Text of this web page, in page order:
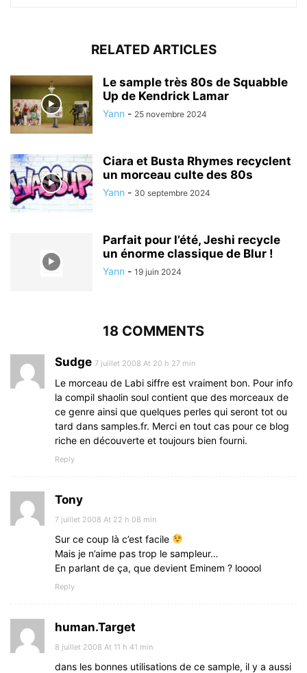
RELATED ARTICLES
Le sample très 80s de Squabble
Up de Kendrick Lamar
Yann - 25 novembre 2024
Ciara et Busta Rhymes recyclent
un morceau culte des 80s
Yann - 30 septembre 2024
Parfait pour l’été, Jeshi recycle
un énorme classique de Blur !
Yann - 19 juin 2024
18 COMMENTS
Sudge 7 juillet 2008 At 20 h 27 min
Le morceau de Labi siffre est vraiment bon. Pour info
la compil shaolin soul contient que des morceaux de
ce genre ainsi que quelques perles qui seront tot ou
tard dans samples.fr. Merci en tout cas pour ce blog
riche en découverte et toujours bien fourni.
Reply
Tony
7 juillet 2008 At 22 h 08 min
Sur ce coup là c’est facile
Mais je n’aime pas trop le sampleur…
En parlant de ça, que devient Eminem ? looool
Reply
human.Target
8 juillet 2008 At 11 h 41 min
dans les bonnes utilisations de ce sample, il y a aussi